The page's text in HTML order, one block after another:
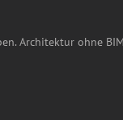
Architektur ohne